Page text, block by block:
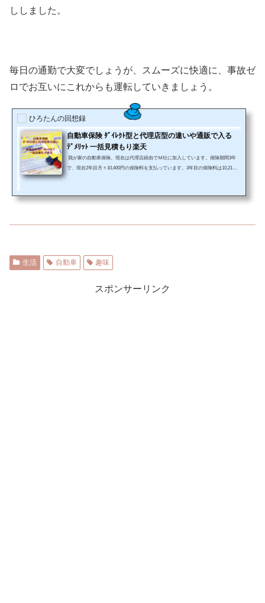
ししました。
毎日の通勤で大変でしょうが、スムーズに快適に、事故ゼ
ロでお互いにこれからも運転していきましょう。
ひろたんの回想録
自動車保険 ﾀﾞｲﾚｸﾄ型と代理店型の違いや通販で入る
ﾃﾞﾒﾘｯﾄ 一括見積もり楽天
我が家の自動車保険。現在は代理店経由でＭ社に加入しています。保険期間3年
で、現在2年目月々10,400円の保険料を支払っています。3年目の保険料は10,210
生活 自動車 趣味
スポンサーリンク